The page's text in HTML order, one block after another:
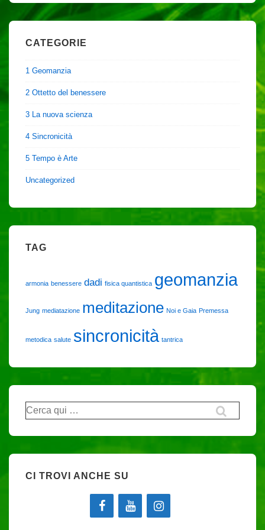
CATEGORIE
1 Geomanzia
2 Ottetto del benessere
3 La nuova scienza
4 Sincronicità
5 Tempo è Arte
Uncategorized
TAG
armonia benessere dadi fisica quantistica geomanzia
Jung mediatazione meditazione Noi e Gaia Premessa
metodica salute sincronicità tantrica
Cerca:
CI TROVI ANCHE SU